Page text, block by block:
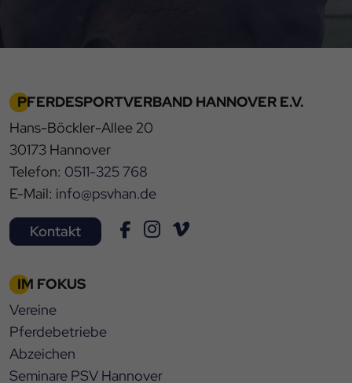
PFERDESPORTVERBAND HANNOVER E.V.
Hans-Böckler-Allee 20
30173 Hannover
Telefon: 0511-325 768
E-Mail: info@psvhan.de
Kontakt
IM FOKUS
Vereine
Pferdebetriebe
Abzeichen
Seminare PSV Hannover